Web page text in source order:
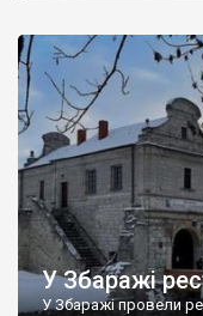
Маціпура.
грн, тривають з
Кам’янець-
облаштуванні
У Збаражі
У Збаражі провели